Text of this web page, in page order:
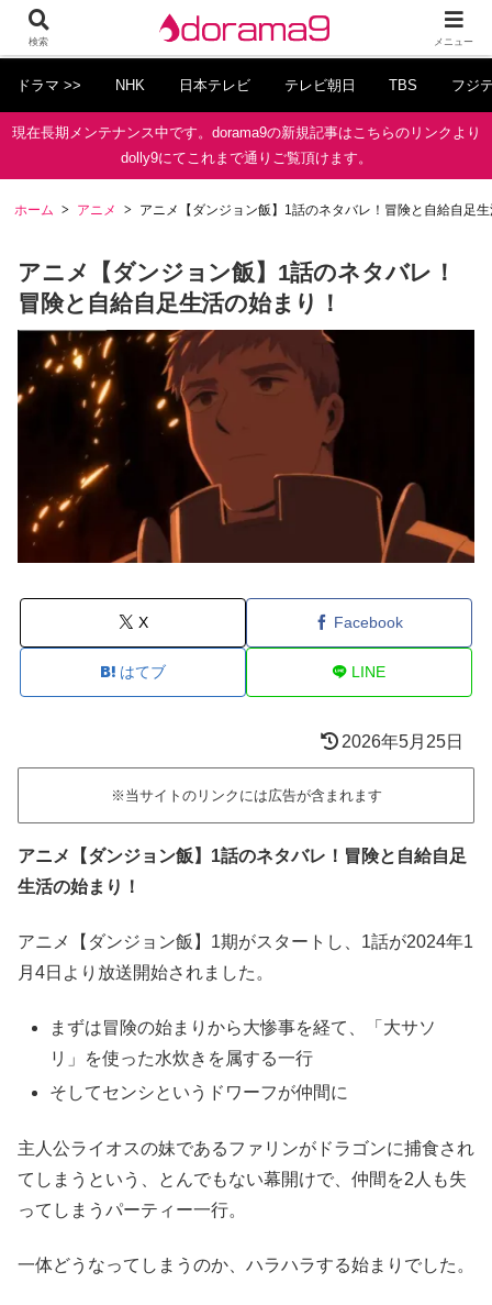
ドラマ >> NHK 日本テレビ テレビ朝日 TBS フジ
現在長期メンテナンス中です。dorama9の新規記事はこちらのリンクより
dolly9にてこれまで通りご覧頂けます。
ホーム アニメ アニメ【ダンジョン飯】1話のネタバレ！冒険と自給自足
アニメ【ダンジョン飯】1話のネタバレ！
冒険と自給自足生活の始まり！
X Facebook
はてブ LINE
2026年5月25日
※当サイトのリンクには広告が含まれます
アニメ【ダンジョン飯】1話のネタバレ！冒険と自給自足
生活の始まり！
アニメ【ダンジョン飯】1期がスタートし、1話が2024年1
月4日より放送開始されました。
まずは冒険の始まりから大惨事を経て、「大サソ
リ」を使った水炊きを属する一行
そしてセンシというドワーフが仲間に
主人公ライオスの妹であるファリンがドラゴンに捕食され
てしまうという、とんでもない幕開けで、仲間を2人も失
ってしまうパーティー一行。
一体どうなってしまうのか、ハラハラする始まりでした。
検索 メニュー